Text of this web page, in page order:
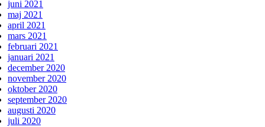
juni 2021
maj 2021
april 2021
mars 2021
februari 2021
januari 2021
december 2020
november 2020
oktober 2020
september 2020
augusti 2020
juli 2020